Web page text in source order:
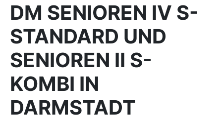
DM SENIOREN IV S-
STANDARD UND
SENIOREN II S-
KOMBI IN
DARMSTADT